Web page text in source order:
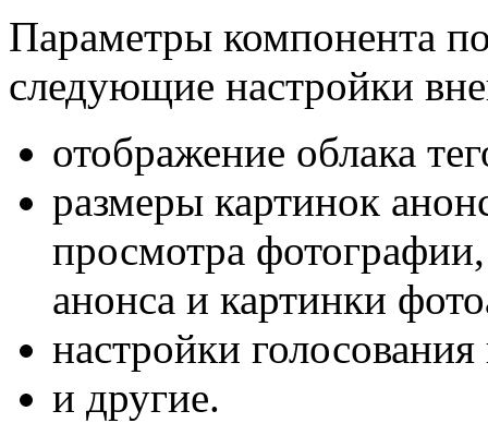
Параметры компонента
следующие настройки
отображение облака
размеры картинок
просмотра
анонса и картинки
настройки
и другие.